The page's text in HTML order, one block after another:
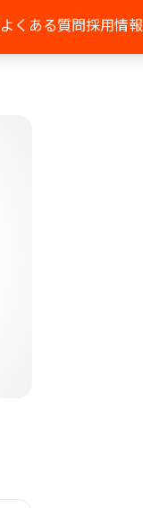
よくある質問採用情報